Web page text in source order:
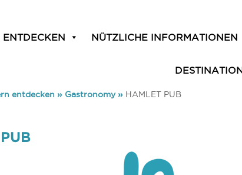
ENTDECKEN NÜTZLICHE INFORMATIONEN
entdecken » Gastronomy» HAMLET PUB